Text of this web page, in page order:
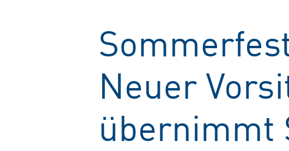
Neuer
übernimmt